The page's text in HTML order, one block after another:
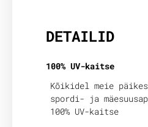
DETAILID
100% UV-kaitse
Kõikidel meie
spordi- ja
100% UV-kaitse